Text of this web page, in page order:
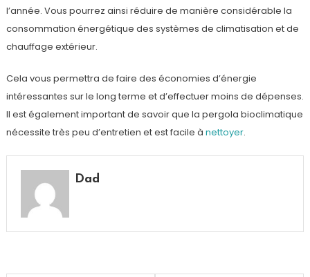
l’année. Vous pourrez ainsi réduire de manière considérable la
consommation énergétique des systèmes de climatisation et de
chauffage extérieur.
Cela vous permettra de faire des économies d’énergie
intéressantes sur le long terme et d’effectuer moins de dépenses.
Il est également important de savoir que la pergola bioclimatique
nécessite très peu d’entretien et est facile à nettoyer.
Dad